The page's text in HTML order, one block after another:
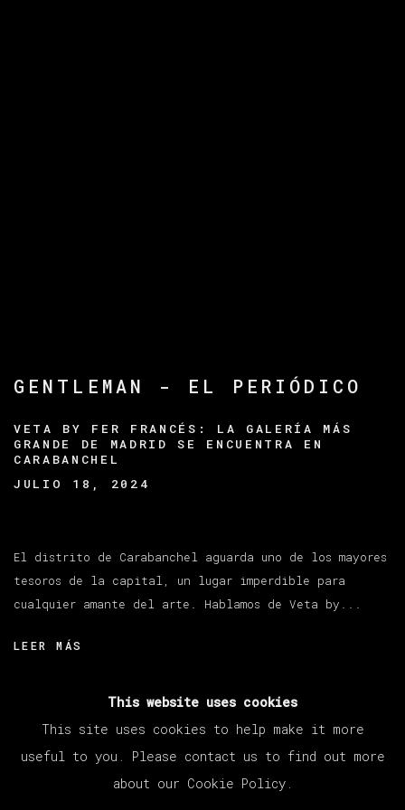
GENTLEMAN - EL PERIÓDICO
VETA BY FER FRANCÉS: LA GALERÍA MÁS
GRANDE DE MADRID SE ENCUENTRA EN
CARABANCHEL
JULIO 18, 2024
El distrito de Carabanchel aguarda uno de los mayores
tesoros de la capital, un lugar imperdible para
cualquier amante del arte. Hablamos de Veta by...
LEER MÁS
This website uses cookies
This site uses cookies to help make it more
useful to you. Please contact us to find out more
about our Cookie Policy.